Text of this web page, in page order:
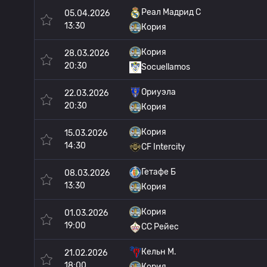
05.04.2026
13:30
Реал Мадрид C
Кория
28.03.2026
20:30
Кория
Socuellamos
22.03.2026
20:30
Ориуэла
Кория
15.03.2026
14:30
Кория
CF Intercity
08.03.2026
13:30
Гетафе Б
Кория
01.03.2026
19:00
Кория
СС Рейес
21.02.2026
Кельн М.